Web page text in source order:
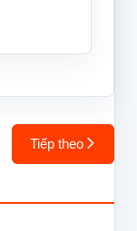
Tiếp theo